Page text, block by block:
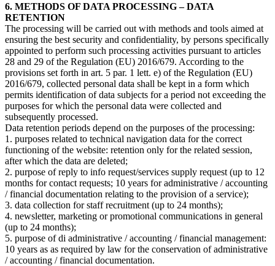
6. METHODS OF DATA PROCESSING – DATA
RETENTION
The processing will be carried out with methods and tools aimed at
ensuring the best security and confidentiality, by persons specifically
appointed to perform such processing activities pursuant to articles
28 and 29 of the Regulation (EU) 2016/679. According to the
provisions set forth in art. 5 par. 1 lett. e) of the Regulation (EU)
2016/679, collected personal data shall be kept in a form which
permits identification of data subjects for a period not exceeding the
purposes for which the personal data were collected and
subsequently processed.
Data retention periods depend on the purposes of the processing:
1. purposes related to technical navigation data for the correct
functioning of the website: retention only for the related session,
after which the data are deleted;
2. purpose of reply to info request/services supply request (up to 12
months for contact requests; 10 years for administrative / accounting
/ financial documentation relating to the provision of a service);
3. data collection for staff recruitment (up to 24 months);
4. newsletter, marketing or promotional communications in general
(up to 24 months);
5. purpose of di administrative / accounting / financial management:
10 years as as required by law for the conservation of administrative
/ accounting / financial documentation.